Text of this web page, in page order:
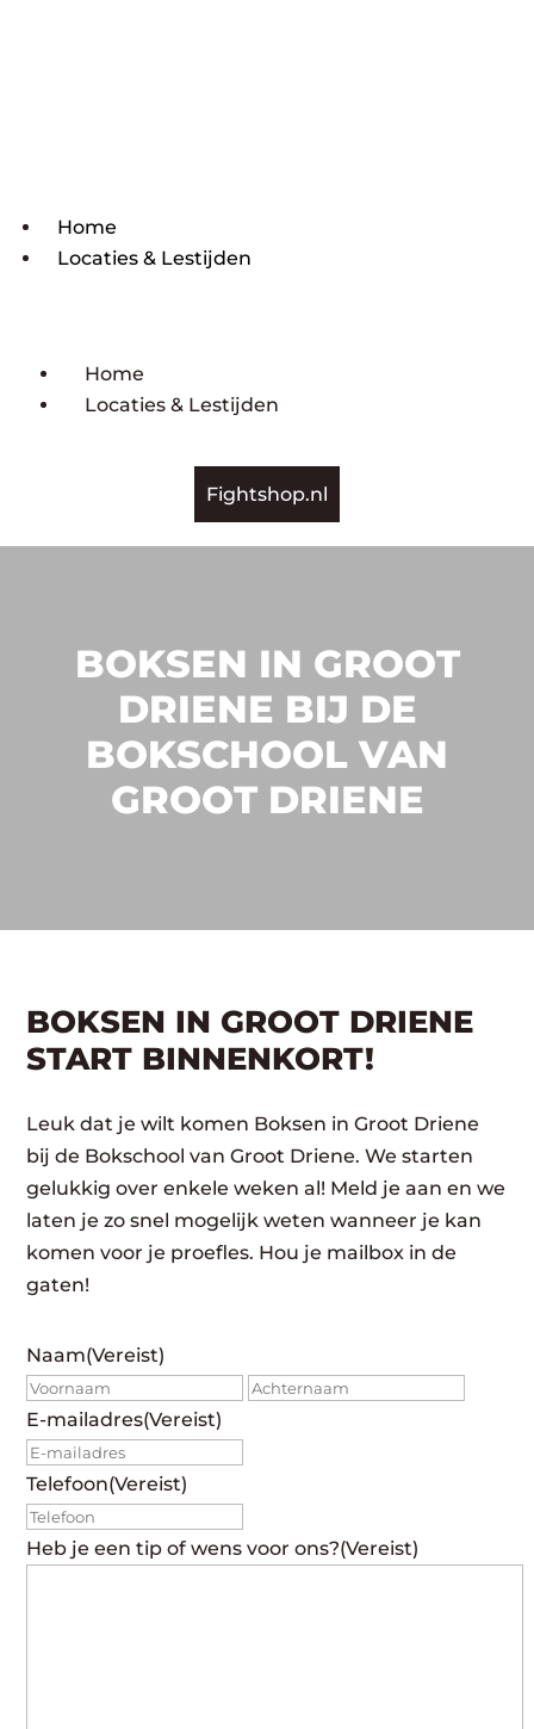
Home
Locaties & Lestijden
Home
Locaties & Lestijden
Fightshop.nl
BOKSEN IN GROOT
DRIENE BIJ DE
BOKSCHOOL VAN
GROOT DRIENE
BOKSEN IN GROOT DRIENE
START BINNENKORT!
Leuk dat je wilt komen Boksen in Groot Driene
bij de Bokschool van Groot Driene. We starten
gelukkig over enkele weken al! Meld je aan en we
laten je zo snel mogelijk weten wanneer je kan
komen voor je proefles. Hou je mailbox in de
gaten!
Naam(Vereist)
Voornaam
E-mailadres(Vereist)
Telefoon(Vereist)
Heb je een tip of wens voor ons?(Vereist)